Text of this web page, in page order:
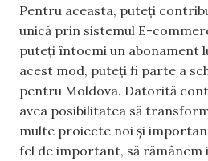
Pentru aceasta, puteți
unică prin sistemul E-
puteți întocmi un abonament
acest mod, puteți fi parte a
pentru Moldova. Datorită
avea posibilitatea să
multe proiecte noi și
fel de important, să rămânem